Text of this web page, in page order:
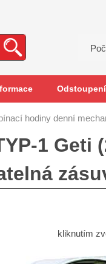
hodiny denní
1 Geti
kliknutím